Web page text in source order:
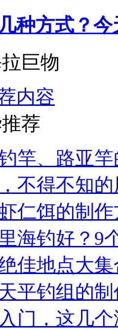
种方式？
巨物
内容
荐
竿、路亚
不得不知
仁饵的制
海钓好？9
佳地点大集
平钓组的
门，这几